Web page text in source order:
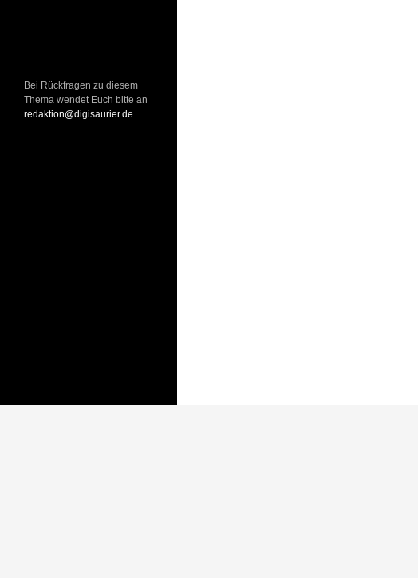
Bei Rückfragen zu diesem
Thema wendet Euch bitte an
redaktion@digisaurier.de